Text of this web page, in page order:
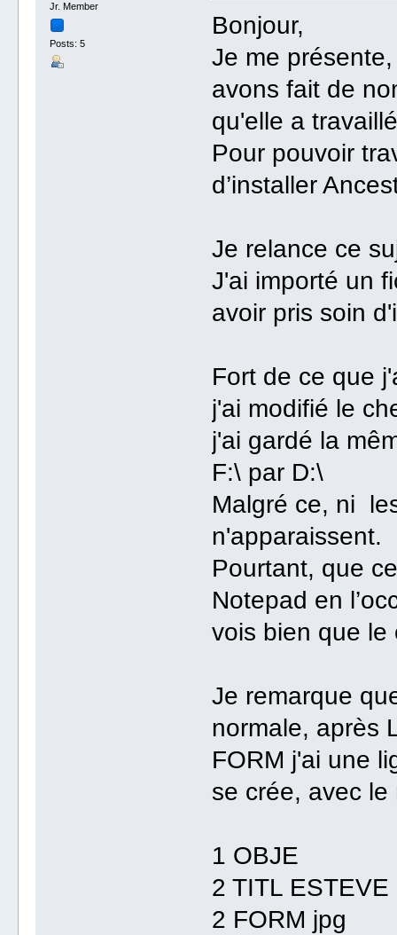
Jr. Member
Posts: 5
Bonjour,
Je me
avons fait de
qu'elle a
Pour pouvoir
d’installer
Je relance ce
J'ai importé un
avoir pris soin
Fort de ce que
j'ai modifié le
j'ai gardé la
F:\ par D:\
Malgré ce, ni
n'apparaissent.
Pourtant, que
Notepad en
vois bien que
Je remarque
normale, après
FORM j'ai une
se crée, avec le
1 OBJE
2 TITL
2 FORM jpg